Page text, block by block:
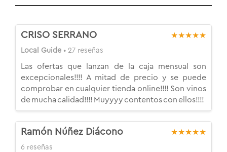
CRISO SERRANO ★★★★★
Local Guide • 27 reseñas
Las ofertas que lanzan de la caja mensual son
excepcionales!!!! A mitad de precio y se puede
comprobar en cualquier tienda online!!!! Son vinos
de mucha calidad!!!! Muyyyy contentos con ellos!!!!
Ramón Núñez Diácono ★★★★★
6 reseñas